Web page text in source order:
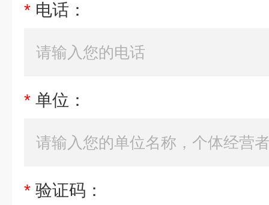
* 电话：
* 单位：
* 验证码：